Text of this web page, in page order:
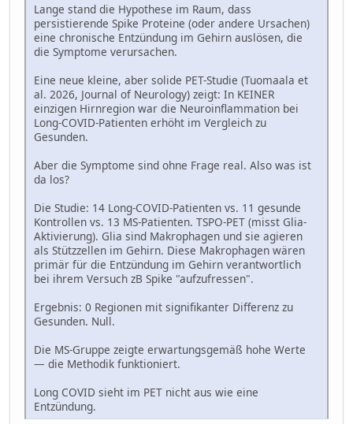
Lange stand die Hypothese im Raum, dass
persistierende Spike Proteine (oder andere Ursachen)
eine chronische Entzündung im Gehirn auslösen, die
die Symptome verursachen.
Eine neue kleine, aber solide PET-Studie (Tuomaala et
al. 2026, Journal of Neurology) zeigt: In KEINER
einzigen Hirnregion war die Neuroinflammation bei
Long-COVID-Patienten erhöht im Vergleich zu
Gesunden.
Aber die Symptome sind ohne Frage real. Also was ist
da los?
Die Studie: 14 Long-COVID-Patienten vs. 11 gesunde
Kontrollen vs. 13 MS-Patienten. TSPO-PET (misst Glia-
Aktivierung). Glia sind Makrophagen und sie agieren
als Stützzellen im Gehirn. Diese Makrophagen wären
primär für die Entzündung im Gehirn verantwortlich
bei ihrem Versuch zB Spike "aufzufressen".
Ergebnis: 0 Regionen mit signifikanter Differenz zu
Gesunden. Null.
Die MS-Gruppe zeigte erwartungsgemäß hohe Werte
— die Methodik funktioniert.
Long COVID sieht im PET nicht aus wie eine
Entzündung.